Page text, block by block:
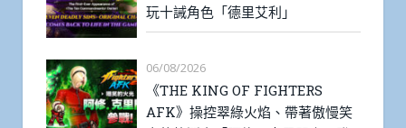
玩十誡角色「德里艾利」
06/08/2026
《THE KING OF FIGHTERS
AFK》操控翠綠火焰、帶著傲慢笑